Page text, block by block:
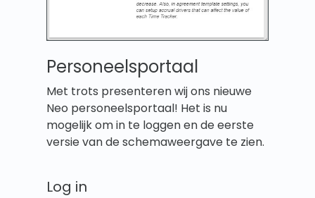
Personeelsportaal
Met trots presenteren wij ons nieuwe
Neo personeelsportaal! Het is nu
mogelijk om in te loggen en de eerste
versie van de schemaweergave te zien.
Log in